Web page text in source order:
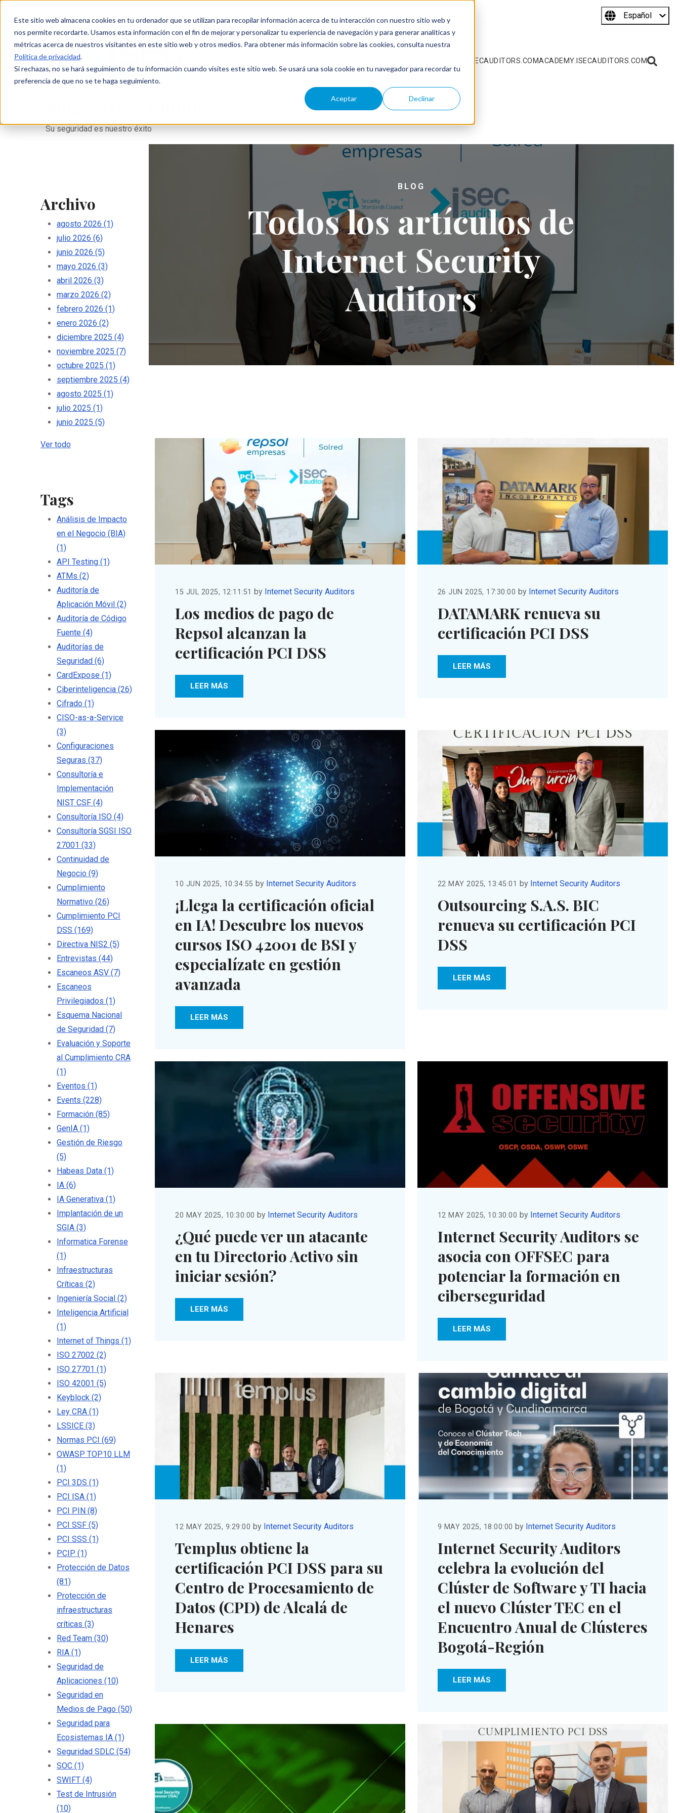
Este sitio web almacena cookies en tu ordenador que se utilizan para recopilar información acerca de tu interacción con nuestro sitio web y
nos permite recordarte. Usamos esta información con el fin de mejorar y personalizar tu experiencia de navegación y para generar analíticas y
métricas acerca de nuestros visitantes en este sitio web y otros medios. Para obtener más información sobre las cookies, consulta nuestra
Política de privacidad.
Si rechazas, no se hará seguimiento de tu información cuando visites este sitio web. Se usará una sola cookie en tu navegador para recordar tu
preferencia de que no se te haga seguimiento.
Aceptar Declinar
Español
← WWW.ISECAUDITORS.COMACADEMY.ISECAUDITORS.COM
Su seguridad es nuestro éxito
Archivo
agosto 2026 (1)
julio 2026 (6)
junio 2026 (5)
mayo 2026 (3)
abril 2026 (3)
marzo 2026 (2)
febrero 2026 (1)
enero 2026 (2)
diciembre 2025 (4)
noviembre 2025 (7)
octubre 2025 (1)
septiembre 2025 (4)
agosto 2025 (1)
julio 2025 (1)
junio 2025 (5)
Ver todo
Tags
Análisis de Impacto
en el Negocio (BIA)
(1)
API Testing (1)
ATMs (2)
Auditoría de
Aplicación Móvil (2)
Auditoría de Código
Fuente (4)
Auditorías de
Seguridad (6)
CardExpose (1)
Ciberinteligencia (26)
Cifrado (1)
CISO-as-a-Service
(3)
Configuraciones
Seguras (37)
Consultoría e
Implementación
NIST CSF (4)
Consultoría ISO (4)
Consultoría SGSI ISO
27001 (33)
Continuidad de
Negocio (9)
Cumplimiento
Normativo (26)
Cumplimiento PCI
DSS (169)
Directiva NIS2 (5)
Entrevistas (44)
Escaneos ASV (7)
Escaneos
Privilegiados (1)
Esquema Nacional
de Seguridad (7)
Evaluación y Soporte
al Cumplimiento CRA
(1)
Eventos (1)
Events (228)
Formación (85)
GenIA (1)
Gestión de Riesgo
(5)
Habeas Data (1)
IA (6)
IA Generativa (1)
Implantación de un
SGIA (3)
Informatica Forense
(1)
Infraestructuras
Críticas (2)
Ingeniería Social (2)
Inteligencia Artificial
(1)
Internet of Things (1)
ISO 27002 (2)
ISO 27701 (1)
ISO 42001 (5)
Keyblock (2)
Ley CRA (1)
LSSICE (3)
Normas PCI (69)
OWASP TOP10 LLM
(1)
PCI 3DS (1)
PCI ISA (1)
PCI PIN (8)
PCI SSF (5)
PCI SSS (1)
PCIP (1)
Protección de Datos
(81)
Protección de
infraestructuras
críticas (3)
Red Team (30)
RIA (1)
Seguridad de
Aplicaciones (10)
Seguridad en
Medios de Pago (50)
Seguridad para
Ecosistemas IA (1)
Seguridad SDLC (54)
SOC (1)
SWIFT (4)
Test de Intrusión
(10)
BLOG
Todos los artículos de
Internet Security
Auditors
15 JUL 2025, 12:11:51 by Internet Security Auditors
Los medios de pago de
Repsol alcanzan la
certificación PCI DSS
LEER MÁS
26 JUN 2025, 17:30:00 by Internet Security Auditors
DATAMARK renueva su
certificación PCI DSS
LEER MÁS
10 JUN 2025, 10:34:55 by Internet Security Auditors
¡Llega la certificación oficial
en IA! Descubre los nuevos
cursos ISO 42001 de BSI y
especialízate en gestión
avanzada
LEER MÁS
22 MAY 2025, 13:45:01 by Internet Security Auditors
Outsourcing S.A.S. BIC
renueva su certificación PCI
DSS
LEER MÁS
20 MAY 2025, 10:30:00 by Internet Security Auditors
¿Qué puede ver un atacante
en tu Directorio Activo sin
iniciar sesión?
LEER MÁS
12 MAY 2025, 10:30:00 by Internet Security Auditors
Internet Security Auditors se
asocia con OFFSEC para
potenciar la formación en
ciberseguridad
LEER MÁS
12 MAY 2025, 9:29:00 by Internet Security Auditors
Templus obtiene la
certificación PCI DSS para su
Centro de Procesamiento de
Datos (CPD) de Alcalá de
Henares
LEER MÁS
9 MAY 2025, 18:00:00 by Internet Security Auditors
Internet Security Auditors
celebra la evolución del
Clúster de Software y TI hacia
el nuevo Clúster TEC en el
Encuentro Anual de Clústeres
Bogotá-Región
LEER MÁS